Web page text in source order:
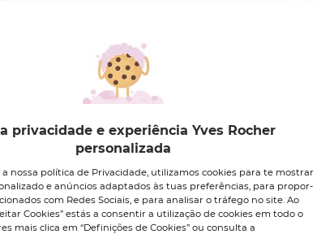
ECO-RESPONSÁVEL
7,95 €
privacidade e experiência Yves Rocher
personalizada
a nossa política de Privacidade, utilizamos cookies para te mostrar
e anúncios adaptados às tuas preferências, para propor-
com Redes Sociais, e para analisar o tráfego no site. Ao
Cookies” estás a consentir a utilização de cookies em todo o
mais clica em “Definições de Cookies” ou consulta a